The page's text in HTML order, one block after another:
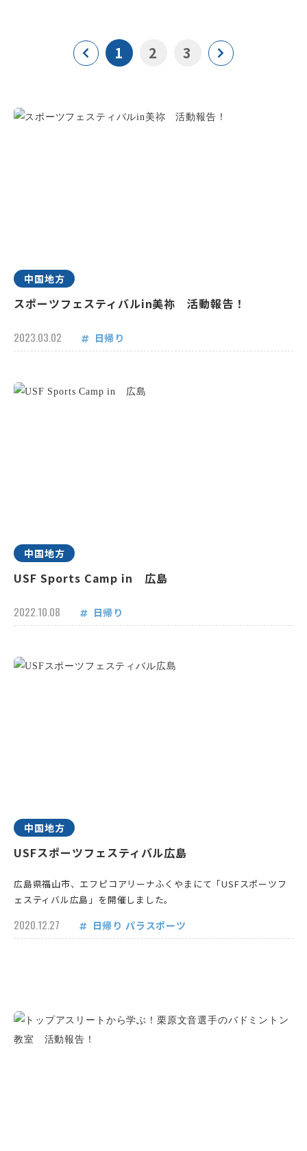
1 2 3
中国地方
スポーツフェスティバルin美祢 活動報告！
2023.03.02 日帰り
中国地方
USF Sports Camp in 広島
2022.10.08 日帰り
中国地方
USFスポーツフェスティバル広島
広島県福山市、エフピコアリーナふくやまにて「USFスポーツフ
ェスティバル広島」を開催しました。
2020.12.27 日帰り パラスポーツ